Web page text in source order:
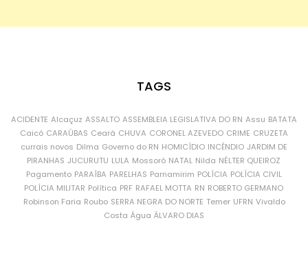
TAGS
ACIDENTE Alcaçuz ASSALTO ASSEMBLEIA LEGISLATIVA DO RN Assu BATATA
Caicó CARAÚBAS Ceará CHUVA CORONEL AZEVEDO CRIME CRUZETA
currais novos Dilma Governo do RN HOMICÍDIO INCÊNDIO JARDIM DE
PIRANHAS JUCURUTU LULA Mossoró NATAL Nilda NÉLTER QUEIROZ
Pagamento PARAÍBA PARELHAS Parnamirim POLÍCIA POLÍCIA CIVIL
POLÍCIA MILITAR Política PRF RAFAEL MOTTA RN ROBERTO GERMANO
Robinson Faria Roubo SERRA NEGRA DO NORTE Temer UFRN Vivaldo
Costa Água ÁLVARO DIAS